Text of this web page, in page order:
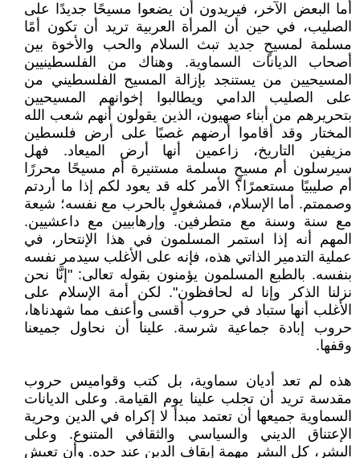
أما البعض الآخر، فيريدون أن يضعوا مسيحًا جديدًا على
الصليب، في حين أن المرأة العربية تريد أن تكون أمًا
مسلمة لمسيحٍ جديد تبث السلام والحب والأخوة بين
أصحاب الديانات السماوية. وهناك من الفلسطينيين
المسيحيين من يستنجد بإزالة المسيح الفلسطيني من
على الصليب الدامي ويطالبوا إخوانهم المسيحيين
بتحريرهم من أبناء صهيون، الذين يقولون أنهم شعب الله
المختار وقد أقاموا أرضهم غصبًا على أرض فلسطين
مزيفين التاريخ، زاعمين أنها أرض الميعاد. فهل
سيرسلون أم مسيحٍ مسلمة مستنيرة أم مسيحًا محررًا
أم صليبيًا مستعمرًا؟ الأمر كله قد يعود لكم إذا ما أردتم
وصممتم. أما الإسلام، فمشغولٍ بالحرب مع نفسه؛ شيعة
مع سنة وسنة مع متطرفين. وإرهابيين مع داعشيين.
المهم أنه إذا استمر المسلمون في هذا الإنتحار، في
عملية التدمير الذاتي هذه، فإنه على الأغلب سيدمر نفسه
بنفسه. بالطبع المسلمون يؤمنون بقوله تعالى: "إنَّا نحن
نزلنا الذكر وإنا له لحافظون". لكن أمة الإسلام على
الأغلب أنها ستباد في حروب أقسى وأعنف مما شهدناها،
حروب إبادة جماعية شرسة. علينا أن نحاول جميعنا
وقفها.
هذه لم تعد أديان سماوية، بل كتب وقواميس حروب
مقدسة تريد أن تجلب علينا يوم القيامة. وعلى الديانات
السماوية جميعها أن تعتمد مبدأ لا إكراه في الدين وحرية
الإعتناق الديني والسياسي والثقافي المتنوع. وعلى
البشر، كل البشر مهمة إيقاف الدين عند حده. وأن تعيش